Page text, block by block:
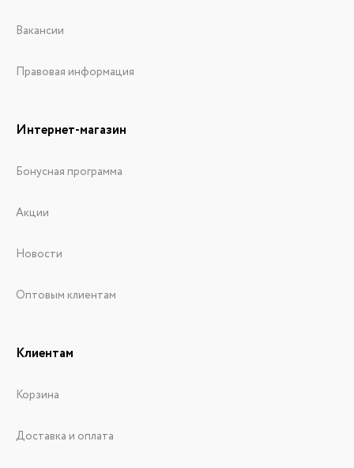
Вакансии
Правовая информация
Интернет-магазин
Бонусная программа
Акции
Новости
Оптовым клиентам
Клиентам
Корзина
Доставка и оплата